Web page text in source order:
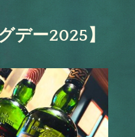
デー2025】